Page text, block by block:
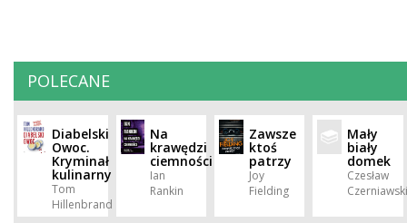
POLECANE
Diabelski
Owoc.
Kryminał
kulinarny
Tom
Hillenbrand
Na
krawędzi
ciemności
Ian
Rankin
Zawsze
ktoś
patrzy
Joy
Fielding
Mały
biały
domek
Czesław
Czerniawski